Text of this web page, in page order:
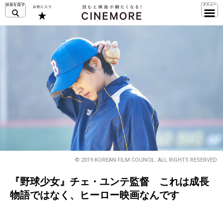
© 2019 KOREAN FILM COUNCIL. ALL RIGHTS RESERVED
『野球少女』チェ・ユンテ監督 これは成長
物語ではなく、ヒーロー映画なんです